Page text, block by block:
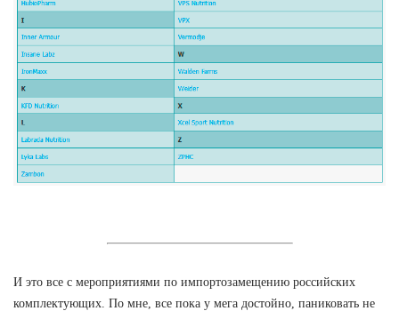
И это все с мероприятиями по импортозамещению российских
комплектующих. По мне, все пока у мега достойно, паниковать не